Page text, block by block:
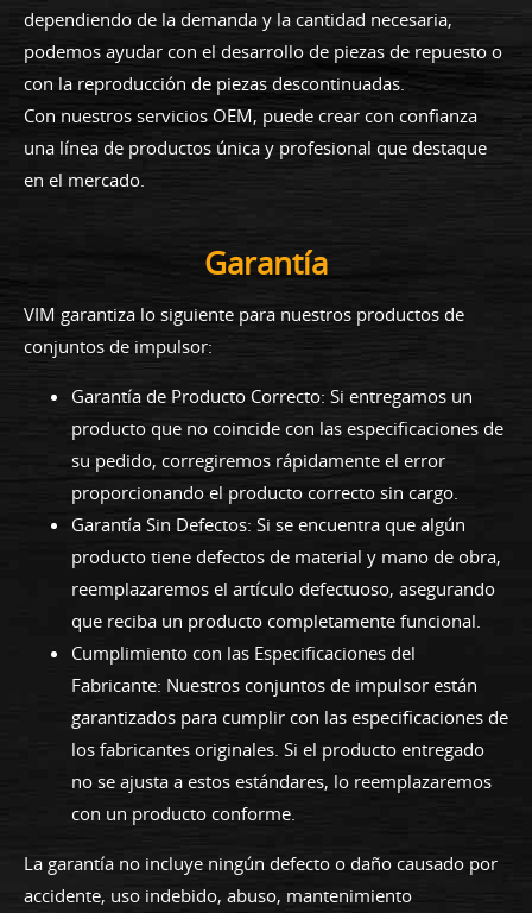
dependiendo de la demanda y la cantidad necesaria,
podemos ayudar con el desarrollo de piezas de repuesto o
con la reproducción de piezas descontinuadas.
Con nuestros servicios OEM, puede crear con confianza
una línea de productos única y profesional que destaque
en el mercado.
Garantía
VIM garantiza lo siguiente para nuestros productos de
conjuntos de impulsor:
Garantía de Producto Correcto: Si entregamos un
producto que no coincide con las especificaciones de
su pedido, corregiremos rápidamente el error
proporcionando el producto correcto sin cargo.
Garantía Sin Defectos: Si se encuentra que algún
producto tiene defectos de material y mano de obra,
reemplazaremos el artículo defectuoso, asegurando
que reciba un producto completamente funcional.
Cumplimiento con las Especificaciones del
Fabricante: Nuestros conjuntos de impulsor están
garantizados para cumplir con las especificaciones de
los fabricantes originales. Si el producto entregado
no se ajusta a estos estándares, lo reemplazaremos
con un producto conforme.
La garantía no incluye ningún defecto o daño causado por
accidente, uso indebido, abuso, mantenimiento